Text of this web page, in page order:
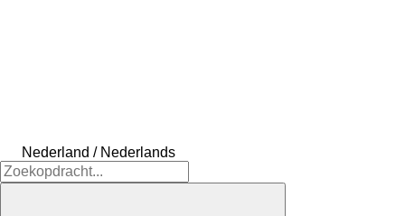
Nederland / Nederlands